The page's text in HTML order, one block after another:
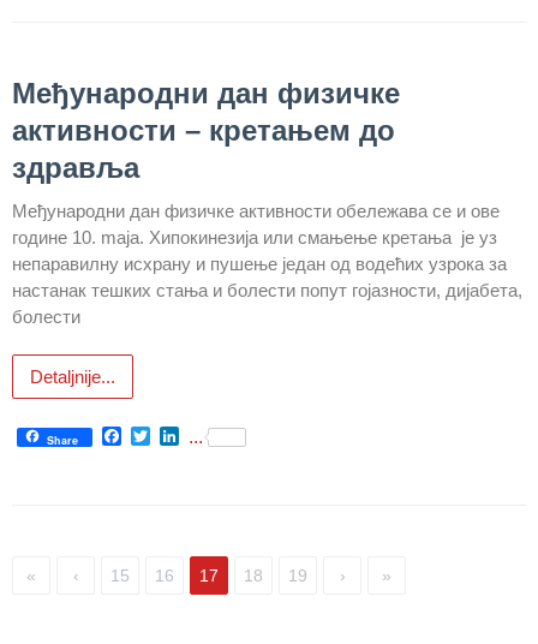
Међународни дан физичке
активности – кретањем до
здравља
Међународни дан физичке активности обележава се и ове
године 10. mаја. Хипокинезија или смањење кретања је уз
непаравилну исхрану и пушење један од водећих узрока за
настанак тешких стања и болести попут гојазности, дијабета,
болести
Detaljnije...
Share Facebook
TwitterLinkedIn
...
« ‹ 15 16 17 18 19 › »
ЗА
ПАЦИЈЕНТЕ
РАСПОРЕД
РАДА
ЛЕКАРА
ЗАКАЗИВАЊЕ
ПРЕГЛЕДА
КВАЛИТЕТ
РАДА
Показатељи